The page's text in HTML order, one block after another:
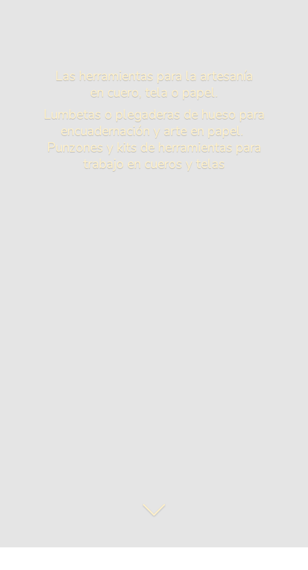
Las herramientas para la artesanía
en cuero, tela o papel.
Lumbetas o plegaderas de hueso para
encuadernación y arte en papel.
Punzones y kits de herramientas para
trabajo en cueros y telas